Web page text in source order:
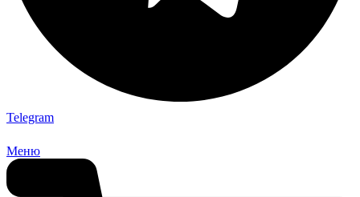
Telegram
Меню